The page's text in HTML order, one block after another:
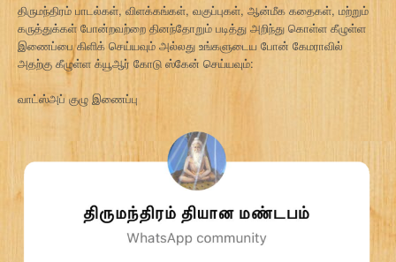
திருமந்திரம் பாடல்கள், விளக்கங்கள், வகுப்புகள், ஆன்மீக கதைகள், மற்றும்
கருத்துக்கள் போன்றவற்றை தினந்தோறும் படித்து அறிந்து கொள்ள கீழுள்ள
இணைப்பை கிளிக் செய்யவும் அல்லது உங்களுடைய போன் கேமராவில்
அதற்கு கீழுள்ள க்யூஆர் கோடு ஸ்கேன் செய்யவும்:
வாட்ஸ்அப் குழு இணைப்பு